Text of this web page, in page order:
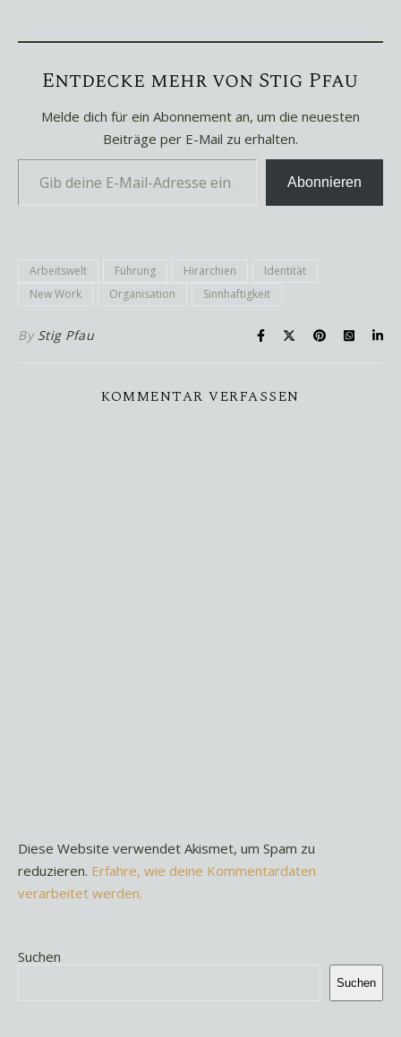
Entdecke mehr von Stig Pfau
Melde dich für ein Abonnement an, um die neuesten
Beiträge per E-Mail zu erhalten.
Gib deine E-Mail-Adresse ein ...
Abonnieren
Arbeitswelt Führung Hirarchien
Identität
New Work
Organisation Sinnhaftigkeit
By Stig Pfau
KOMMENTAR VERFASSEN
Diese Website verwendet Akismet, um Spam zu
reduzieren. Erfahre, wie deine Kommentardaten
verarbeitet werden.
Suchen
Suchen